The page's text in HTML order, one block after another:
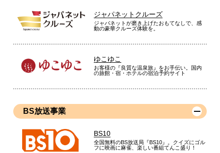
ジャパネットクルーズ
ジャパネットが磨き上げたおもてなしで、感
動の豪華クルーズ体験を。
ゆこゆこ
お客様の『良質な温泉旅』をお手伝い。国内
の旅館・宿・ホテルの宿泊予約サイト
BS放送事業
BS10
全国無料のBS放送局『BS10』。クイズにゴル
フに映画に麻雀、楽しい番組てんこ盛り！